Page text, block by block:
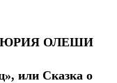
ЮРИЯ ОЛЕШИ
или Сказка о